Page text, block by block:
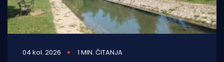
04 kol. 2026 1 MIN. ČITANJA